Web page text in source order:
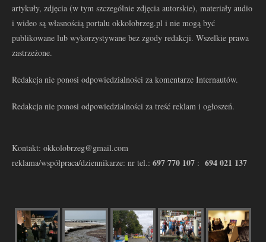
artykuły, zdjęcia (w tym szczególnie zdjęcia autorskie), materiały audio
i wideo są własnością portalu okkolobrzeg.pl i nie mogą być
publikowane lub wykorzystywane bez zgody redakcji. Wszelkie prawa
zastrzeżone.
Redakcja nie ponosi odpowiedzialności za komentarze Internautów.
Redakcja nie ponosi odpowiedzialności za treść reklam i ogłoszeń.
Kontakt: okkolobrzeg@gmail.com
reklama/współpraca/dziennikarze: nr tel.: 697 770 107 : 694 021 137